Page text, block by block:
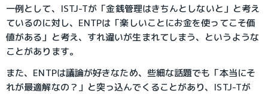
一例として、ISTJ-Tが「金銭管理はきちんとしないと」と考え
ているのに対し、ENTPは「楽しいことにお金を使ってこそ価
値がある」と考え、すれ違いが生まれてしまう、というような
ことがあります。
また、ENTPは議論が好きなため、些細な話題でも「本当にそ
れが最適解なの？」と突っ込んでくることがあり、ISTJ-Tが